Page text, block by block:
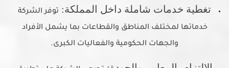
تغطية خدمات شاملة داخل المملكة: توفر الشركة
خدماتها لمختلف المناطق والقطاعات بما يشمل الأفراد
والجهات الحكومية والفعاليات الكبرى.